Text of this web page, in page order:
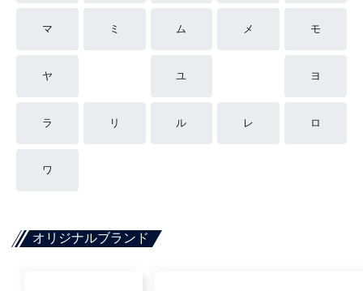
マ ミ ム メ モ
ヤ ユ ヨ
ラ リ ル レ ロ
ワ
オリジナルブランド